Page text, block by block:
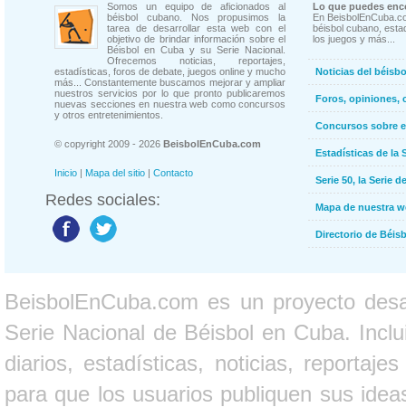
Somos un equipo de aficionados al
béisbol cubano. Nos propusimos la
tarea de desarrollar esta web con el
objetivo de brindar información sobre el
Béisbol en Cuba y su Serie Nacional.
Ofrecemos noticias, reportajes,
estadísticas, foros de debate, juegos online y mucho
más... Constantemente buscamos mejorar y ampliar
nuestros servicios por lo que pronto publicaremos
nuevas secciones en nuestra web como concursos
y otros entretenimientos.
© copyright 2009 - 2026 BeisbolEnCuba.com
Inicio | Mapa del sitio | Contacto
Redes sociales:
Lo que puedes
En
béisbol cubano,
los juegos y más...
Noticias del
Foros, opiniones,
Concursos sobre
Estadísticas de la
Serie 50, la Serie
Mapa de nuestra
Directorio de
BeisbolEnCuba.com es un proyecto
Serie Nacional de Béisbol en Cuba.
diarios, estadísticas, noticias,
para que los usuarios publiquen sus